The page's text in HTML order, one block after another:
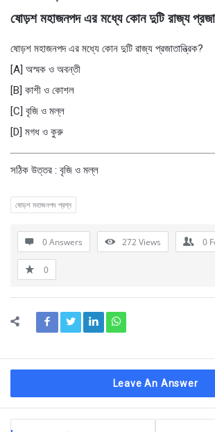
BanglaQuiz
Latest
Questions
ষোড়শ মহাজনপদ এর মধ্যে কোন দুটি রাজ্য
ষোড়শ মহাজনপদ এর মধ্যে কোন দুটি রাজ্য প্রজাতান্ত্রিক?
[A] অস্মক ও অবন্তী
[B] কাশী ও কোশল
[C] বৃজি ও মল্ল
[D] মগধ ও কুরু
সঠিক উত্তর : বৃজি ও মল্ল
ষোড়শ মহাজনপদ প্রশ্ন
0 Answers 272Views 0
0
Leave An Answer
Sidebar
Stats